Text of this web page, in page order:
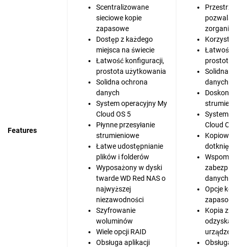
Features
Scentralizowane
sieciowe kopie
zapasowe
Dostęp z każdego
miejsca na świecie
Łatwość konfiguracji,
prostota użytkowania
Solidna ochrona
danych
System operacyjny My
Cloud OS 5
Płynne przesyłanie
strumieniowe
Łatwe udostępnianie
plików i folderów
Wyposażony w dyski
twarde WD Red NAS o
najwyższej
niezawodności
Szyfrowanie
woluminów
Wiele opcji RAID
Obsługa aplikacji
danych
Cloud
danych
Opcje
Kopia